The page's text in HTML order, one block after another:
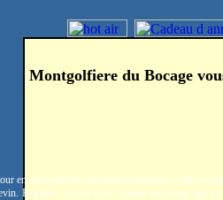
Montgolfiere du Bocage
en montgolfiere demeure inoubliable. Libre
Explorez encore cette contrée inconnue, qui en